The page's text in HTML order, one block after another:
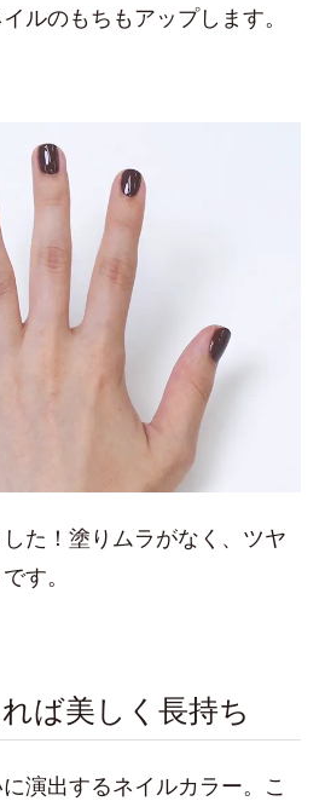
ルのもちもアップします。
た！塗りムラがなく、ツヤ
す。
ば美しく長持ち
演出するネイルカラー。こ